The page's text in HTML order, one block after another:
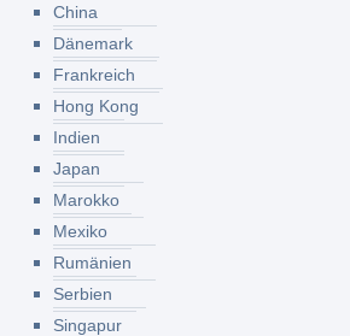
China
Dänemark
Frankreich
Hong Kong
Indien
Japan
Marokko
Mexiko
Rumänien
Serbien
Singapur